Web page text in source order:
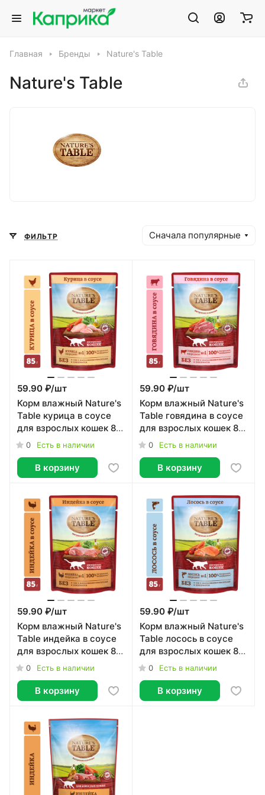
Главная Бренды Nature's Table
Nature's Table
ФИЛЬТР Сначала популярные
59.90 ₽/шт
Корм влажный Nature's
Table курица в соусе
для взрослых кошек 85
г 0 Есть в наличии
В корзину
59.90 ₽/шт
Корм влажный Nature's
Table говядина в соусе
для взрослых кошек 85
г 0 Есть в наличии
В корзину
59.90 ₽/шт
Корм влажный Nature's
Table индейка в соусе
для взрослых кошек 85
г 0 Есть в наличии
В корзину
59.90 ₽/шт
Корм влажный Nature's
Table лосось в соусе
для взрослых кошек 85
г 0 Есть в наличии
В корзину